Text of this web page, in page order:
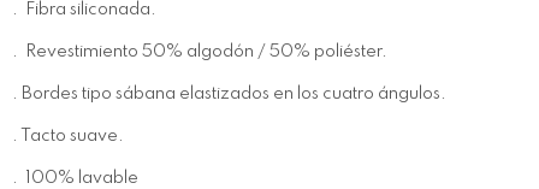
. Fibra siliconada.
. Revestimiento 50% algodón / 50% poliéster.
. Bordes tipo sábana elastizados en los cuatro ángulos.
. Tacto suave.
. 100% lavable